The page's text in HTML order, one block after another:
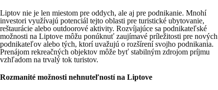
Liptov nie je len miestom pre oddych, ale aj pre podnikanie. Mnohí
investori využívajú potenciál tejto oblasti pre turistické ubytovanie,
reštaurácie alebo outdoorové aktivity. Rozvíjajúce sa podnikateľské
možnosti na Liptove môžu ponúknuť zaujímavé príležitosti pre nových
podnikateľov alebo tých, ktorí uvažujú o rozšírení svojho podnikania.
Prenájom rekreačných objektov môže byť stabilným zdrojom príjmu
vzhľadom na trvalý tok turistov.
Rozmanité možnosti nehnuteľností na Liptove